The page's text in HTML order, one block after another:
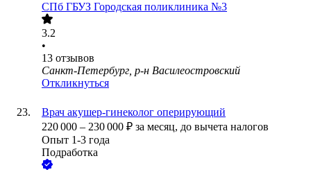
СПб ГБУЗ Городская поликлиника №3
3.2
•
13 отзывов
Санкт-Петербург, р-н Василеостровский
Откликнуться
Врач акушер-гинеколог оперирующий
220 000 – 230 000 ₽ за месяц, до вычета налогов
Опыт 1-3 года
Подработка